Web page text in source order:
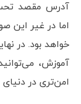
آدرس مقصد
اما در غیر این
خواهد بود. در
آموزش،
امن‌تری در